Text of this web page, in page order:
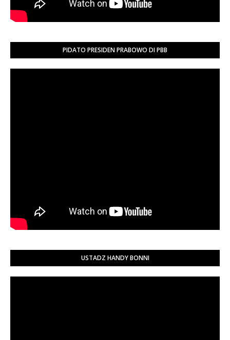
PIDATO PRESIDEN PRABOWO DI PBB
USTADZ HANDY BONNI